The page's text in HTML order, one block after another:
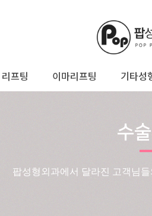
리프팅 이마리프팅 기타성
수
팝성형외과에서 달라진 고객님